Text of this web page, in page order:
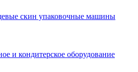
скин упаковочные машины
и кондитерское оборудование